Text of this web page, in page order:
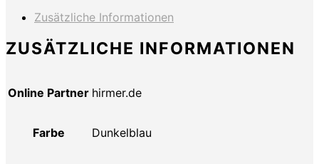
Zusätzliche Informationen
ZUSÄTZLICHE INFORMATIONEN
Online Partner hirmer.de
Farbe Dunkelblau